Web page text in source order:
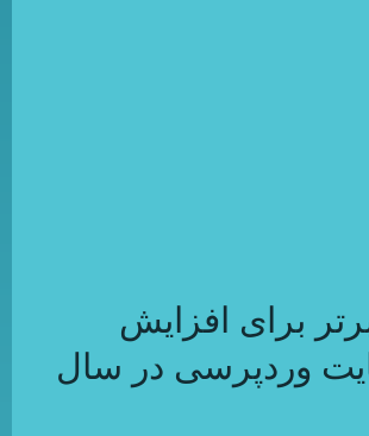
برتر برای افزایش
وردپرسی در سال